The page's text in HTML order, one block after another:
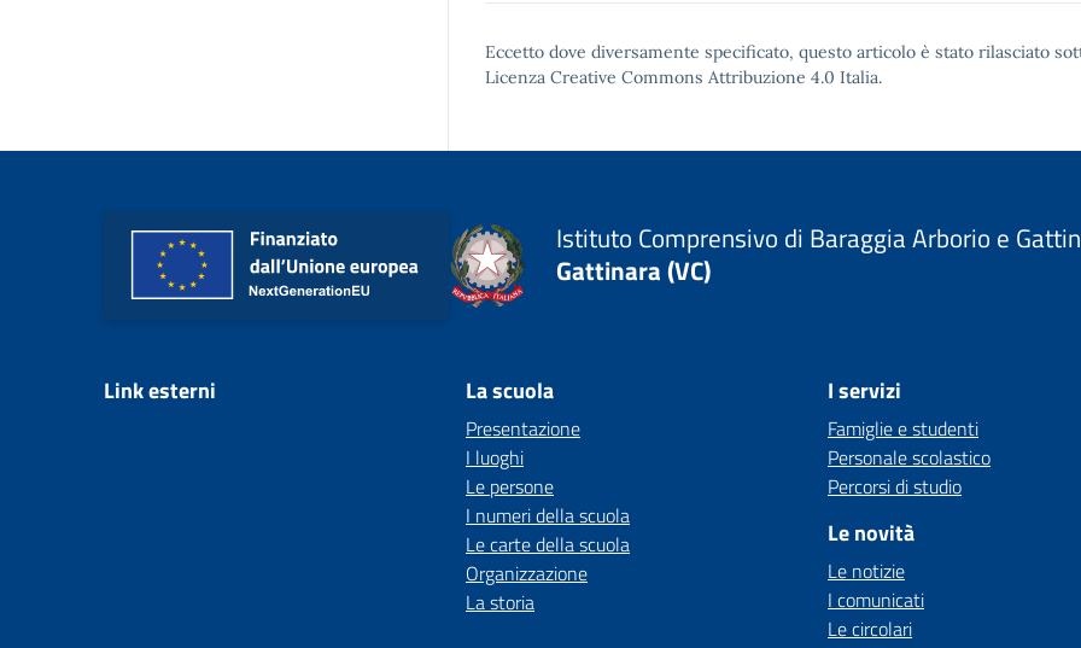
Eccetto dove diversamente specificato, questo articolo è stato rilasciato
Licenza Creative Commons Attribuzione 4.0 Italia.
Istituto Comprensivo di Baraggia Arborio e
Gattinara (VC)
Link esterni La scuola
Presentazione
I luoghi
Le persone
I numeri della scuola
Le carte della scuola
Organizzazione
La storia
I servizi
Famiglie e studenti
Personale scolastico
Percorsi di studio
Le novità
Le notizie
I comunicati
Le circolari